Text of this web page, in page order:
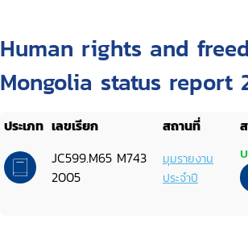
Human rights and
Mongolia status report
ประเภท เลขเรียก สถานที่
JC599.M65 M743
2005
มุมรายงาน
ประจำปี